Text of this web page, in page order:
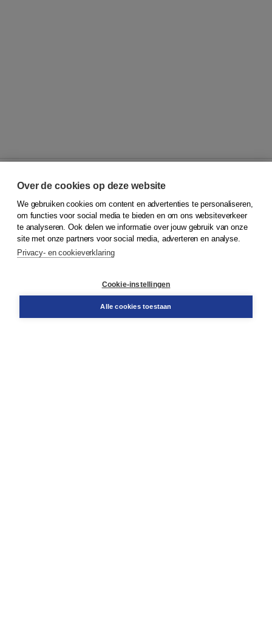
© 2026Koninklijke Boom uitgevers
Klantenservice
Service & informatie
Contact
Over de cookies op deze website
We gebruiken cookies om content en advertenties te personaliseren,
om functies voor social media te bieden en om ons websiteverkeer
te analyseren. Ook delen we informatie over jouw gebruik van onze
site met onze partners voor social media, adverteren en analyse.
Privacy- en cookieverklaring
Cookie-instellingen
Alle cookies toestaan